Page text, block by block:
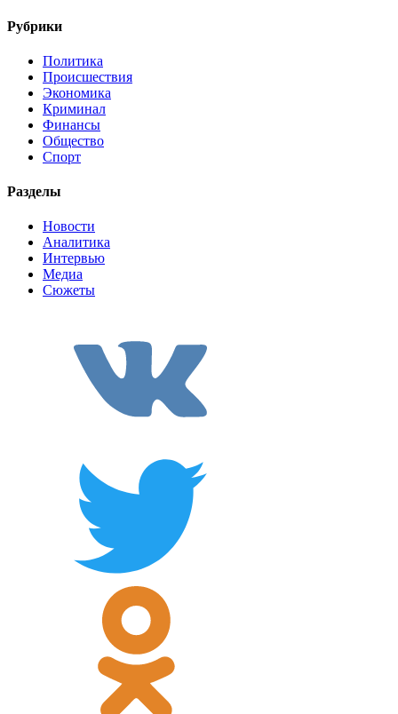
Рубрики
Политика
Происшествия
Экономика
Криминал
Финансы
Общество
Спорт
Разделы
Новости
Аналитика
Интервью
Медиа
Сюжеты